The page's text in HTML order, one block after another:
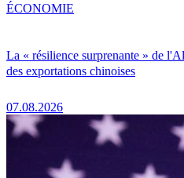
La « résilience surprenante » de
des exportations chinoises
07.08.2026
ÉCONOMIE